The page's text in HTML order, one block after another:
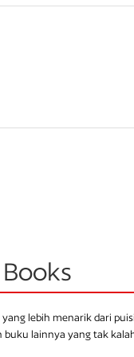
lebih menarik dari puisi
buku lainnya yang tak